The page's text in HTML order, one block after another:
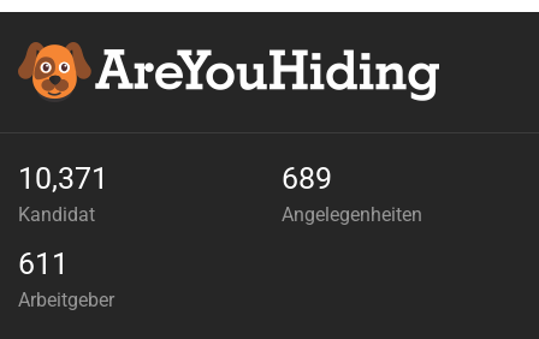
10,371
Kandidat
689
Angelegenheiten
611
Arbeitgeber